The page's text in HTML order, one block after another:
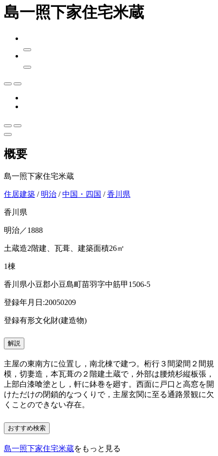
島一照下家住宅米蔵
概要
島一照下家住宅米蔵
住居建築 / 明治 /中国・四国 /香川県
香川県
明治／1888
土蔵造2階建、瓦葺、建築面積26㎡
1棟
香川県小豆郡小豆島町苗羽字中筋甲1506-5
登録年月日:20050209
登録有形文化財(建造物)
解説
主屋の東南方に位置し，南北棟で建つ。桁行３間梁間２間規
模，切妻造，本瓦葺の２階建土蔵で，外部は腰焼杉縦板張，
上部白漆喰塗とし，軒に鉢巻を廻す。西面に戸口と高窓を開
けただけの閉鎖的なつくりで，主屋玄関に至る通路景観に欠
くことのできない存在。
おすすめ検索
島一照下家住宅米蔵をもっと見る